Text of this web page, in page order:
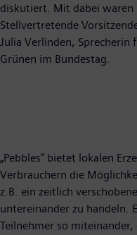
diskutiert. Mit dabei waren
Stellvertretende
Julia Verlinden, Sprecherin
Grünen im Bundestag.
„Pebbles“ bietet lokalen
Verbrauchern die
z.B. ein zeitlich
untereinander zu handeln.
Teilnehmer so miteinander,